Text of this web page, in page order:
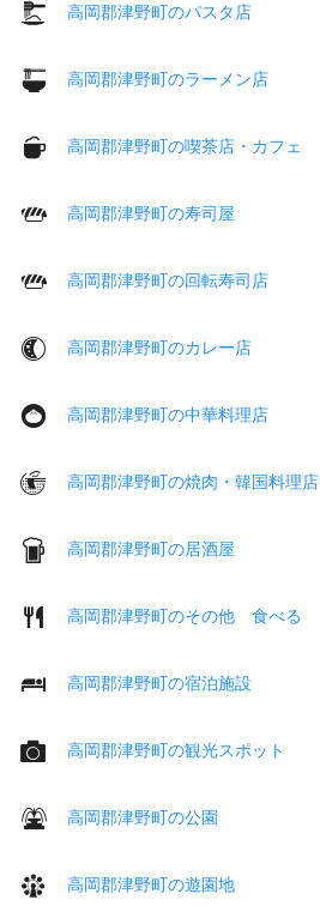
高岡郡津野町のパスタ店
高岡郡津野町のラーメン店
高岡郡津野町の喫茶店・カフェ
高岡郡津野町の寿司屋
高岡郡津野町の回転寿司店
高岡郡津野町のカレー店
高岡郡津野町の中華料理店
高岡郡津野町の焼肉・韓国料理店
高岡郡津野町の居酒屋
高岡郡津野町のその他 食べる
高岡郡津野町の宿泊施設
高岡郡津野町の観光スポット
高岡郡津野町の公園
高岡郡津野町の遊園地